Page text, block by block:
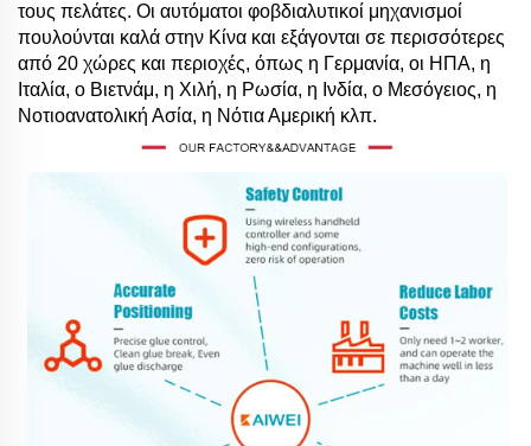
τους πελάτες. Οι αυτόματοι φοβδιαλυτικοί μηχανισμοί
πουλούνται καλά στην Κίνα και εξάγονται σε περισσότερες
από 20 χώρες και περιοχές, όπως η Γερμανία, οι ΗΠΑ, η
Ιταλία, ο Βιετνάμ, η Χιλή, η Ρωσία, η Ινδία, ο Μεσόγειος, η
Νοτιοανατολική Ασία, η Νότια Αμερική κλπ.